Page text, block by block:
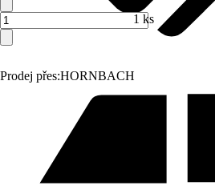
Prodej přes:HORNBACH
1 ks